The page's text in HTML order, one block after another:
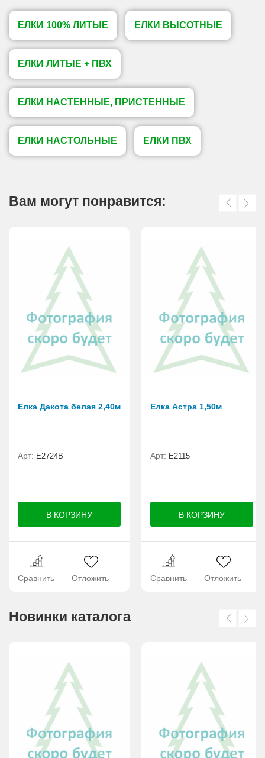
ЕЛКИ 100% ЛИТЫЕ ЕЛКИ ВЫСОТНЫЕ
ЕЛКИ ЛИТЫЕ + ПВХ
ЕЛКИ НАСТЕННЫЕ, ПРИСТЕННЫЕ
ЕЛКИ НАСТОЛЬНЫЕ ЕЛКИ ПВХ
Вам могут понравится:
Елка Дакота белая 2,40м
Арт: Е2724B
Сравнить Отложить
Елка Астра 1,50м
Арт: E2115
Сравнить Отложить
Новинки каталога